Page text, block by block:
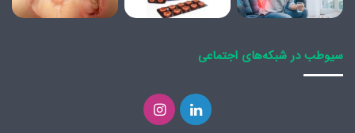
سیوطب در شبکه‌های اجتماعی
لینکدیناینستاگرام